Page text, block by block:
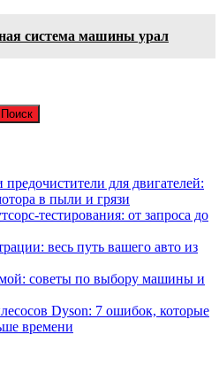
система машины урал
для двигателей:
в пыли и грязи
от запроса до
весь путь вашего авто из
советы по выбору машины и
Dyson: 7 ошибок, которые
времени